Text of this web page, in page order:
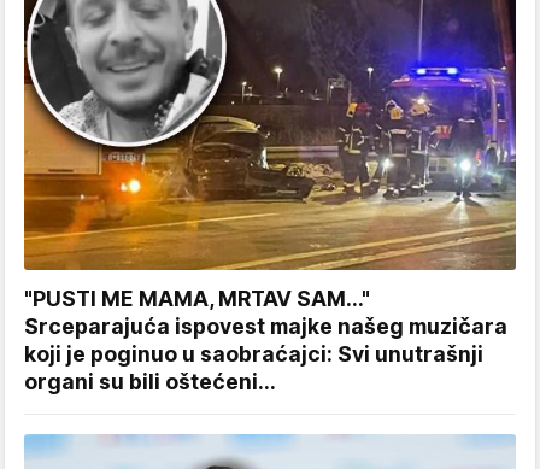
"PUSTI ME MAMA, MRTAV SAM..."
Srceparajuća ispovest majke našeg muzičara
koji je poginuo u saobraćajci: Svi unutrašnji
organi su bili oštećeni...